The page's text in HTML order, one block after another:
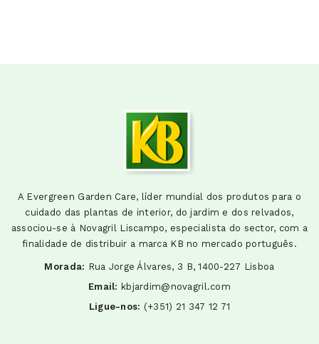
A Evergreen Garden Care, líder mundial dos produtos para o
cuidado das plantas de interior, do jardim e dos relvados,
associou-se à Novagril Liscampo, especialista do sector, com a
finalidade de distribuir a marca KB no mercado português.
Morada: Rua Jorge Álvares, 3 B, 1400-227 Lisboa
Email: kbjardim@novagril.com
Ligue-nos: (+351) 21 347 12 71